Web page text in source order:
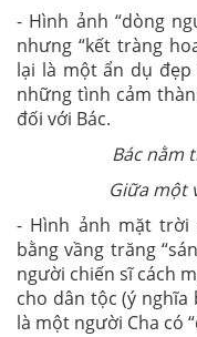
- Hình ảnh “dòng
nhưng “kết tràng
lại là một ẩn dụ
những tình cảm
đối với Bác.
Bác nằm
Giữa một
- Hình ảnh mặt
bằng vầng trăng
người chiến sĩ cách
cho dân tộc (ý nghĩa
là một người Cha có